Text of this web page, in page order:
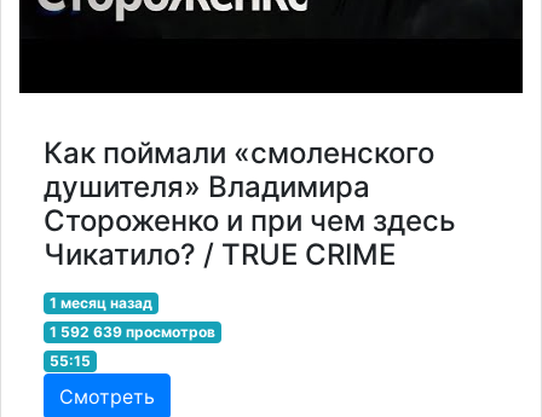
Как поймали «смоленского
душителя» Владимира
Стороженко и при чем здесь
Чикатило? / TRUE CRIME
1 месяц назад
1 592 639 просмотров
55:15
Смотреть